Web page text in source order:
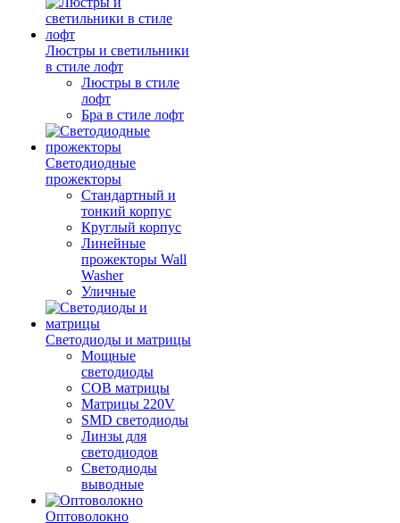
Люстры и светильники
в стиле лофт
Люстры в стиле
лофт
Бра в стиле лофт
Светодиодные
прожекторы
Стандартный и
тонкий корпус
Круглый корпус
Линейные
прожекторы Wall
Washer
Уличные
Светодиоды и матрицы
Мощные
светодиоды
COB матрицы
Матрицы 220V
SMD светодиоды
Линзы для
светодиодов
Светодиоды
выводные
Оптоволокно